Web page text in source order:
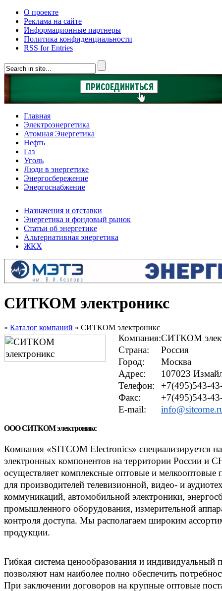
О проекте
Реклама на сайте
Информационные партнеры
Политика конфиденциальности
RSS for Entries
Главная
Электроэнергетика
Атомная Энергетика
Нефть
Газ
Уголь
Люди в энергетике
Энергосбережение
Энергоснабжение
Назначения и отставки
Энергетика и фондовый рынок
Статьи об энергетике
Альтернативная энергетика
ЖКХ
СИТКОМ электроникс
» Каталог компаний » СИТКОМ электроникс
Компания:СИТКОМ
Страна:
Россия
Город:
Москва
Адрес:
107023
Телефон:
+7(495)543-
Факс:
+7(495)543-
E-mail:
ООО СИТКОМ электроникс
Компания «SITCOM Electronics» специализируется
электронных компонентов на территории России и
осуществляет комплексные оптовые и мелкооптовые
для производителей телевизионной, видео- и
коммуникаций, автомобильной электроники,
промышленного оборудования, измерительной
контроля доступа. Мы располагаем широким
продукции.
Гибкая система ценообразования и индивидуальный
позволяют нам наиболее полно обеспечить
При заключении договоров на крупные оптовые